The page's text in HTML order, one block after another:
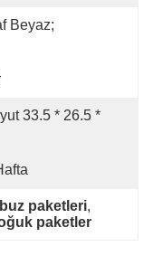
Beyaz;
33.5 * 26.5 *
paketleri,
paketler